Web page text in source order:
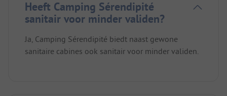
Heeft Camping Sérendipité
sanitair voor minder validen?
Ja, Camping Sérendipité biedt naast gewone
sanitaire cabines ook sanitair voor minder validen.